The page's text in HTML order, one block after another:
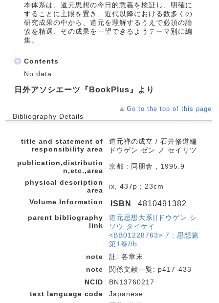
本体系は、道元思想の今日的意義を検証し、明確に
することに主眼を置き、近代以降における数多くの
研究成果の中から、道元を理解するうえで必須の論
攷を精選、その成果を一望できるようテーマ別に編
集。
Contents
No data.
日外アソシエーツ『BookPlus』より
Go to the top of this page
Bibliography Details
title and statement of
responsibility area
道元禅の成立 / 石井修道編
ドウゲン ゼン ノ セイリツ
publication,distributio
n,etc.,area
京都 : 同朋舎 , 1995.9
physical description
area
ix, 437p ; 23cm
Volume Information
ISBN 4810491382
parent bibliography
link
道元思想大系||ドウゲン シ
ソウ タイケイ
<BB01228763> 7 ; 思想篇
第1巻//b
note
註: 各章末
note
関係文献一覧: p417-433
NCID
BN13760217
text language code
Japanese